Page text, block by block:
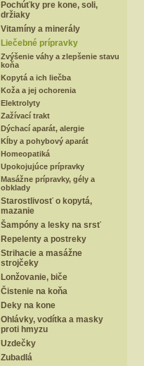
Pochúťky pre kone, soli,
držiaky
Vitamíny a minerály
Liečebné prípravky
Zvýšenie váhy a zlepšenie stavu
koňa
Kopytá a ich liečba
Koža a jej ochorenia
Elektrolyty
Zažívací trakt
Dýchací aparát, alergie
Kĺby a pohybový aparát
Homeopatiká
Upokojujúce prípravky
Masážne prípravky, gély a
obklady
Starostlivosť o kopytá,
mazanie
Šampóny a lesky na srsť
Repelenty a postreky
Strihacie a masážne
strojčeky
Lonžovanie, biče
Čistenie na koňa
Deky na kone
Ohlávky, vodítka a masky
proti hmyzu
Uzdečky
Zubadlá